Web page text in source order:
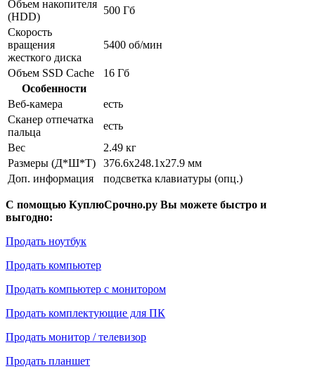
Объем накопителя
(HDD)
500 Гб
Скорость
вращения
жесткого диска
5400 об/мин
Объем SSD Cache
16 Гб
Особенности
Веб-камера
есть
Сканер отпечатка
пальца
есть
Вес
2.49 кг
Размеры (Д*Ш*Т)
376.6x248.1x27.9 мм
Доп. информация
подсветка клавиатуры (опц.)
С помощью КуплюСрочно.ру Вы можете быстро и
выгодно:
Продать ноутбук
Продать компьютер
Продать компьютер с монитором
Продать комплектующие для ПК
Продать монитор / телевизор
Продать планшет